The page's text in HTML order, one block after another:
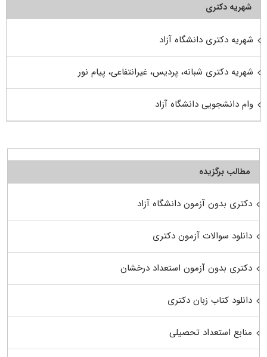
شهریه دکتری
شهریه دکتری دانشگاه آزاد
شهریه دکتری شبانه، پردیس، غیرانتفاعی، پیام نور
وام دانشجویی دانشگاه آزاد
مطالب برگزیده
دکتری بدون آزمون دانشگاه آزاد
دانلود سوالات آزمون دکتری
دکتری بدون آزمون استعداد درخشان
دانلود کتاب زبان دکتری
منابع استعداد تحصیلی